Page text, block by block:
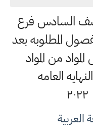
السادس فرع
المطلوبه بعد
من المواد
العامه